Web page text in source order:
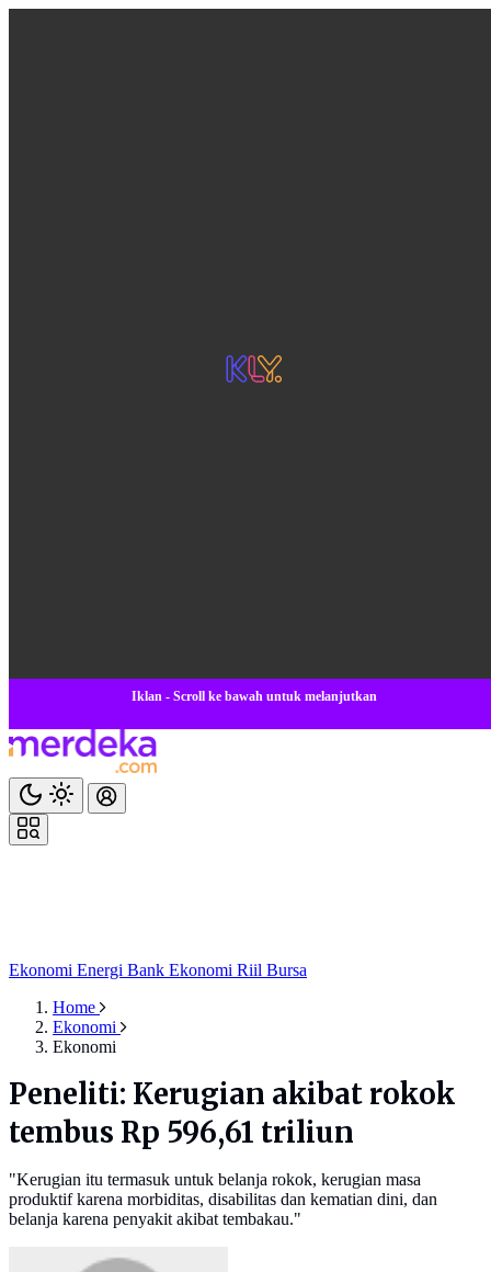
Iklan - Scroll ke bawah untuk melanjutkan
Ekonomi Energi Bank Ekonomi Riil Bursa
Home
Ekonomi
Ekonomi
Peneliti: Kerugian akibat rokok
tembus Rp 596,61 triliun
"Kerugian itu termasuk untuk belanja rokok, kerugian masa
produktif karena morbiditas, disabilitas dan kematian dini, dan
belanja karena penyakit akibat tembakau."